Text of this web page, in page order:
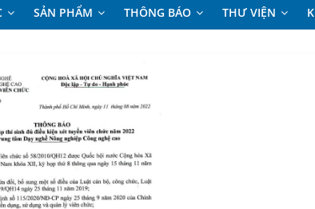
SẢN PHẨM THÔNG BÁO THƯ VIỆN